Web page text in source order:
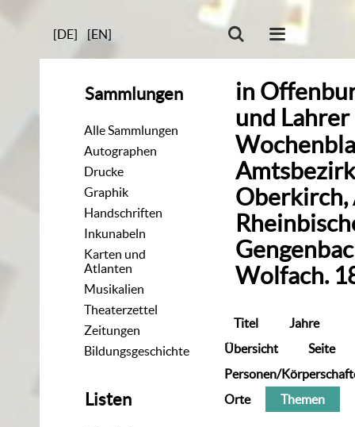
[DE] [EN]
Sammlungen
Alle Sammlungen
Autographen
Drucke
Graphik
Handschriften
Inkunabeln
Karten und
Atlanten
Musikalien
Theaterzettel
Zeitungen
Bildungsgeschichte
Listen
in
und
Oberkirch,
Wolfach.
Titel
Jahre
Übersicht
Seite
Personen/
Orte
Themen